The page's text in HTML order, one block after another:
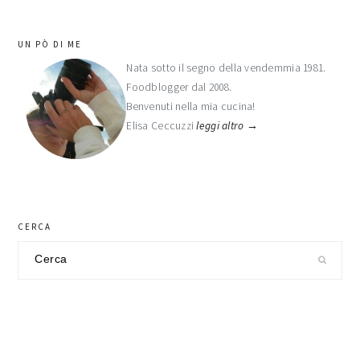
barra
laterale
primaria
UN PÒ DI ME
Nata sotto il segno della vendemmia 1981.
Foodblogger dal 2008.
Benvenuti nella mia cucina!
Elisa Ceccuzzileggi altro →
CERCA